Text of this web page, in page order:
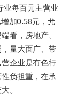
业每百元主营业
加0.58元，尤
看，房地产、
量大面广、带
企业是有色行
负担重，在承
。